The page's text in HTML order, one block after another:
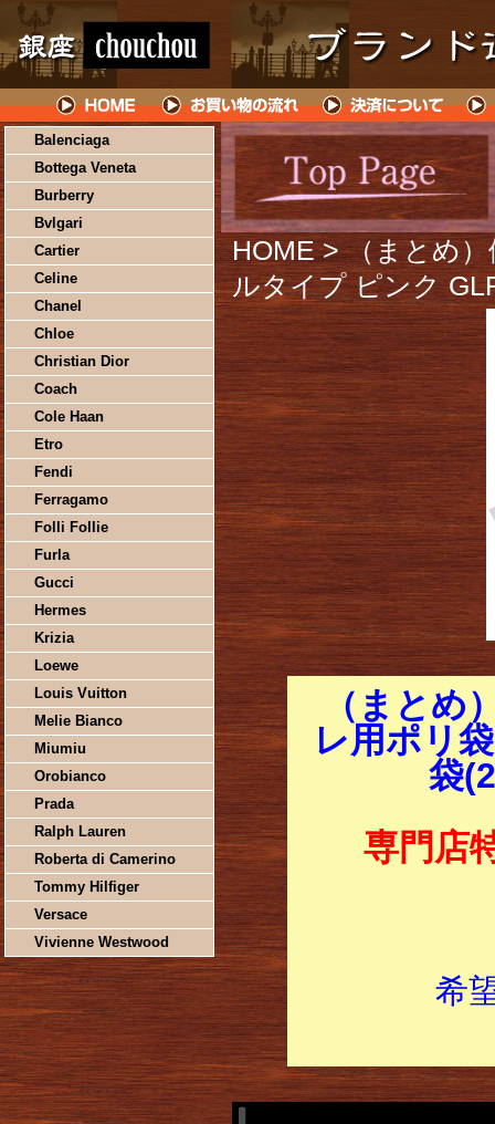
Balenciaga
Bottega Veneta
Burberry
Bvlgari
Cartier
Celine
Chanel
Chloe
Christian Dior
Coach
Cole Haan
Etro
Fendi
Ferragamo
Folli Follie
Furla
Gucci
Hermes
Krizia
Loewe
Louis Vuitton
Melie Bianco
Miumiu
Orobianco
Prada
Ralph Lauren
Roberta di Camerino
Tommy Hilfiger
Versace
Vivienne Westwood
HOME > （まとめ
ルタイプ ピンク
（まとめ
レ用ポリ
袋
専門店
希